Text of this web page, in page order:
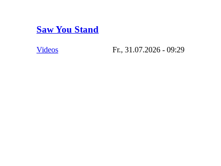
Saw You Stand
Videos Fr., 31.07.2026 - 09:29